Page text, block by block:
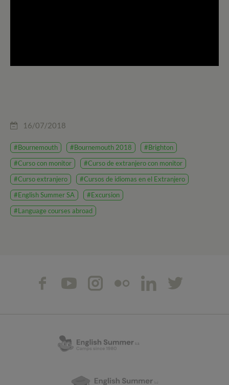
16/07/2018
#Bournemouth #Bournemouth 2018
#Brighton
#Curso con monitor
#Curso de extranjero con monitor
#Curso extranjero
#Cursos de idiomas en el Extranjero
#English Summer SA
#Excursion
#Language courses abroad